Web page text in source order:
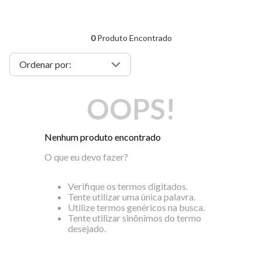
0Produto Encontrado
OOPS!
Nenhum produto encontrado
O que eu devo fazer?
Verifique os termos digitados.
Tente utilizar uma única palavra.
Utilize termos genéricos na busca.
Tente utilizar sinônimos do termo
desejado.